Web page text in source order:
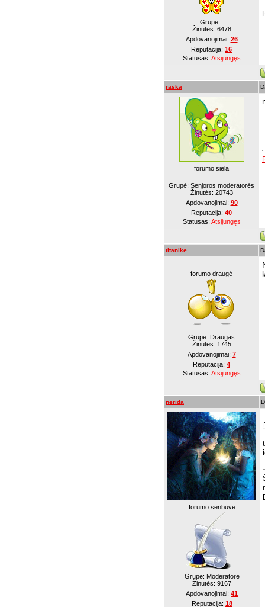
Grupė: .
Žinutės: 6478
Apdovanojimai: 26
Reputacija: 16
Statusas: Atsijungęs
raska
forumo siela
Grupė: Senjoros moderatorės
Žinutės: 20743
Apdovanojimai: 90
Reputacija: 40
Statusas: Atsijungęs
titanike
forumo draugė
Grupė: Draugas
Žinutės: 1745
Apdovanojimai: 7
Reputacija: 4
Statusas: Atsijungęs
nerida
forumo senbuvė
Grupė: Moderatorė
Žinutės: 9167
Apdovanojimai: 41
Reputacija: 18